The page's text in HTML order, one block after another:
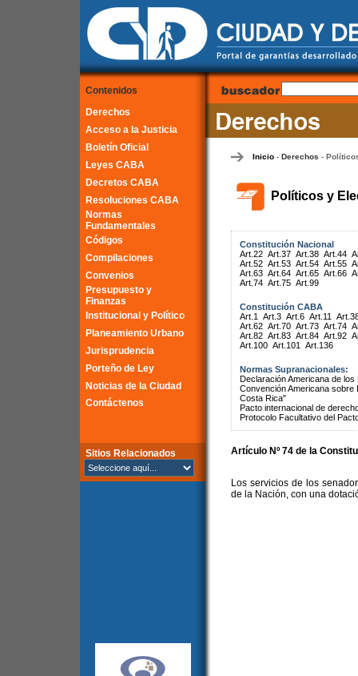
Contenidos
Derechos
Acceso a la Justicia
Boletín Oficial
Leyes CABA
Decretos CABA
Resoluciones CABA
Normas
Fundamentales
Códigos
Compilaciones
Convenios
Presupuesto y
Finanzas
Institucional y Político
Planeamiento Urbano
Jurisprudencia
Porteño de Ley
Noticias de la Ciudad
Contáctenos
Sitios Relacionados
Inicio- Derechos -
Políticos y
Constitución Nacional
Art.22 Art.37 Art.38 Art.44
Art.52 Art.53 Art.54 Art.55
Art.63 Art.64 Art.65 Art.66
Art.74 Art.75 Art.99
Constitución CABA
Art.1
Art.3 Art.6 Art.11
Art.62 Art.70 Art.73 Art.74
Art.82 Art.83 Art.84 Art.92
Art.100 Art.101 Art.136
Normas Supranacionales:
Declaración Americana de
Convención Americana
Costa Rica"
Pacto internacional de
Protocolo Facultativo del
Artículo Nº 74 de la
Los servicios de los
de la Nación, con una